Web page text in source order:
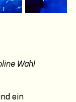
Wahl
ein